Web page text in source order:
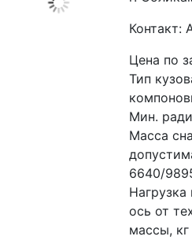
Контакт:
Цена по
Тип
Мин.
Масса
6640/
ось от
массы,